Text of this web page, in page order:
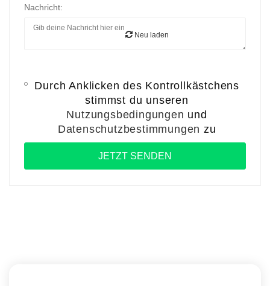
Nachricht:
Neu laden
Durch Anklicken des Kontrollkästchens
stimmst du unseren
Nutzungsbedingungen und
Datenschutzbestimmungen zu